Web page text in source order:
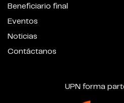
Beneficiario final
Eventos
Noticias
Contáctanos
UPN forma